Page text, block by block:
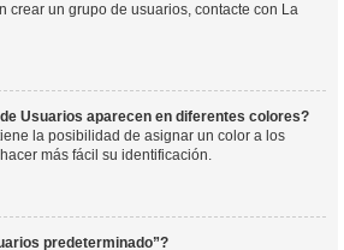
crear un grupo de usuarios, contacte con La
Usuarios aparecen en diferentes colores?
la posibilidad de asignar un color a los
más fácil su identificación.
predeterminado”?